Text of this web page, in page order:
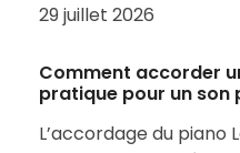
29 juillet 2026
Comment accorder
pratique pour un son
L’accordage du piano